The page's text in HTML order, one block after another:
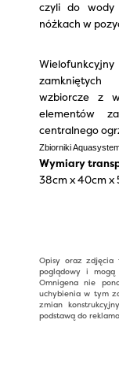
czyli do wody
nóżkach w
zamkniętych
wzbiorcze z
elementów
centralnego
Zbiorniki
Wymiary
38cm x 40cm x
Opisy oraz zdjęcia
poglądowy i mogą
Omnigena nie
uchybienia w tym
zmian
podstawą do